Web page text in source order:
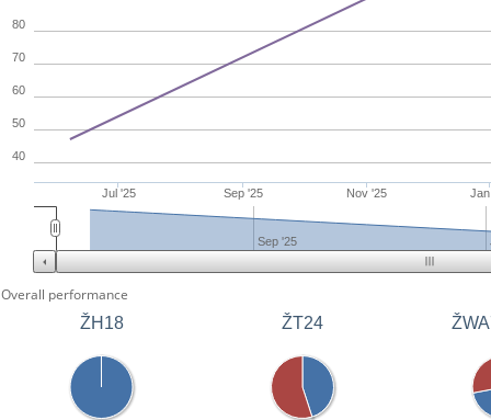
Jul '25 Sep '25 Nov '25
40
50
60
70
80
Sep '25
Overall performance
ŽH18 ŽT24